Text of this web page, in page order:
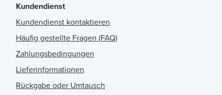
Kundendienst
Kundendienst kontaktieren
Häufig gestellte Fragen (FAQ)
Zahlungsbedingungen
Lieferinformationen
Rückgabe oder Umtausch